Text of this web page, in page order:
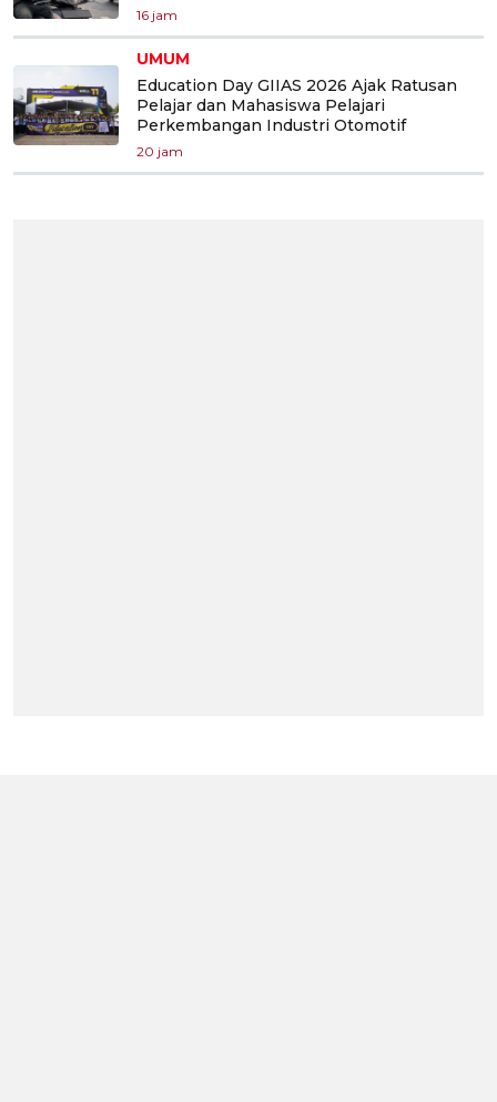
16 jam
UMUM
Education Day GIIAS 2026 Ajak Ratusan
Pelajar dan Mahasiswa Pelajari
Perkembangan Industri Otomotif
20 jam